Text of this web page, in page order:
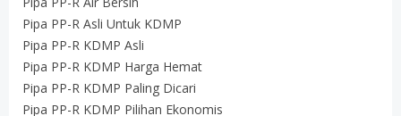
Pipa PP-R Asli Untuk KDMP
Pipa PP-R KDMP Asli
Pipa PP-R KDMP Harga Hemat
Pipa PP-R KDMP Paling Dicari
Pipa PP-R KDMP Pilihan Ekonomis